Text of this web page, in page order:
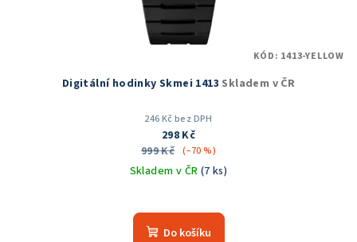
Digitální hodinky Skmei 1413 Skladem v ČR
246 Kč bez DPH
298 Kč
999 Kč (–70 %)
Skladem v ČR (7 ks)
hodnocení
produktu
Do košíku
KÓD: 1413-YELLOW